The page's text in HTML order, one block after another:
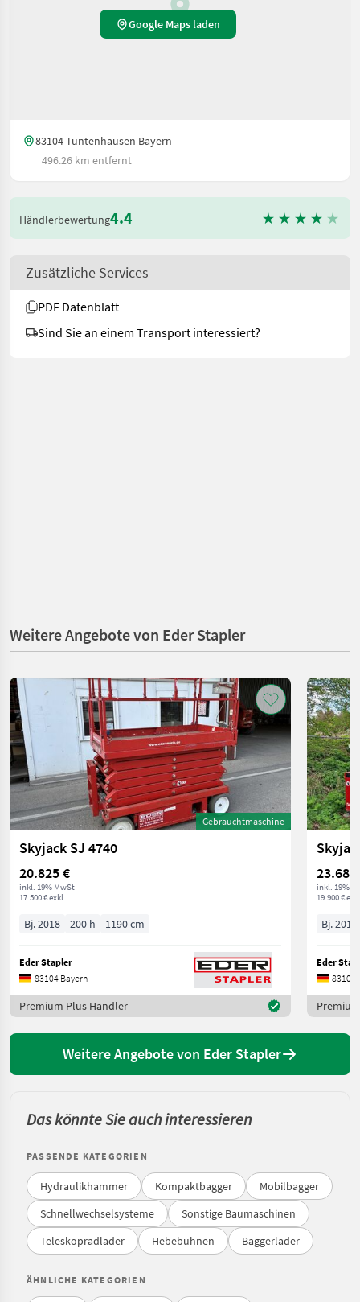
Google Maps laden
83104 Tuntenhausen Bayern
496.26 km entfernt
Händlerbewertung4.4
Zusätzliche Services
PDF Datenblatt
Sind Sie an einem Transport interessiert?
Weitere Angebote von Eder Stapler
Gebrauchtmaschine
Skyjack SJ 4740
20.825 €
inkl. 19% MwSt
17.500 € exkl.
Bj. 2018 200 h 1190 cm
Eder Stapler
83104 Bayern
Premium Plus Händler
23.681
inkl. 19%
19.900 €
Bj. 2018
Eder
83104
Weitere Angebote von Eder Stapler
Das könnte Sie auch interessieren
PASSENDE KATEGORIEN
Hydraulikhammer Kompaktbagger
Mobilbagger
Schnellwechselsysteme
Sonstige Baumaschinen
Teleskopradlader
Hebebühnen Baggerlader
ÄHNLICHE KATEGORIEN